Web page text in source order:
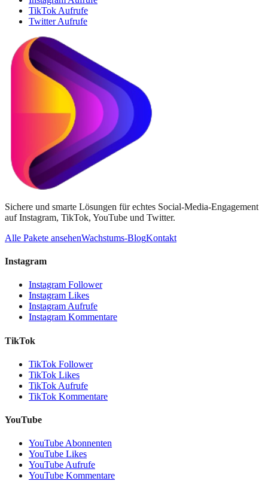
TikTok Aufrufe
Twitter Aufrufe
Sichere und smarte Lösungen für echtes Social-Media-Engagement
auf Instagram, TikTok, YouTube und Twitter.
Alle Pakete ansehenWachstums-BlogKontakt
Instagram
Instagram Follower
Instagram Likes
Instagram Aufrufe
Instagram Kommentare
TikTok
TikTok Follower
TikTok Likes
TikTok Aufrufe
TikTok Kommentare
YouTube
YouTube Abonnenten
YouTube Likes
YouTube Aufrufe
YouTube Kommentare